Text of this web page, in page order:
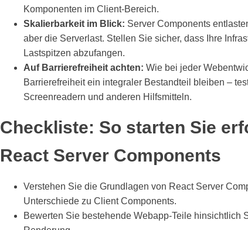
Komponenten im Client-Bereich.
Skalierbarkeit im Blick: Server Components
aber die Serverlast. Stellen Sie sicher, dass Ihre
Lastspitzen abzufangen.
Auf Barrierefreiheit achten: Wie bei jeder
Barrierefreiheit ein integraler Bestandteil bleiben –
Screenreadern und anderen Hilfsmitteln.
Checkliste: So starten Sie
React Server Components
Verstehen Sie die Grundlagen von React Server
Unterschiede zu Client Components.
Bewerten Sie bestehende Webapp-Teile hinsichtlich